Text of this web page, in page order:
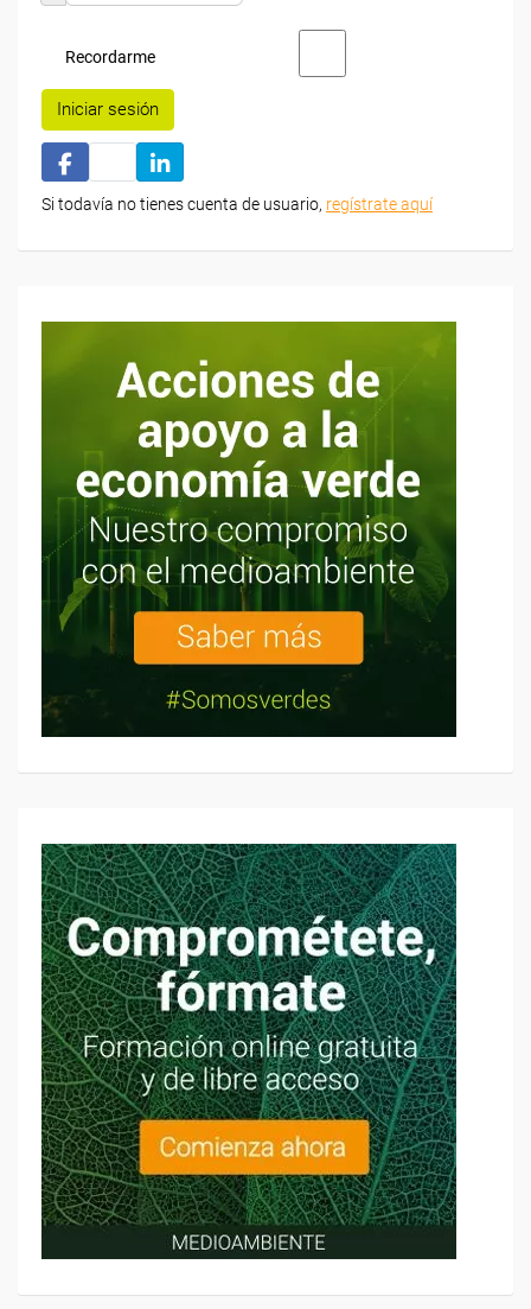
Recordarme
Iniciar sesión
Si todavía no tienes cuenta de usuario, regístrate aquí